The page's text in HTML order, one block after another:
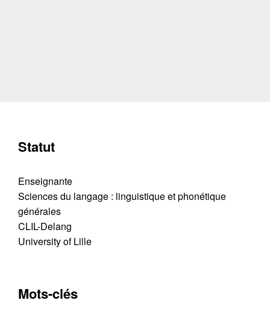
Statut
Enseignante
Sciences du langage : linguistique et phonétique
générales
CLIL-Delang
University of Lille
Mots-clés